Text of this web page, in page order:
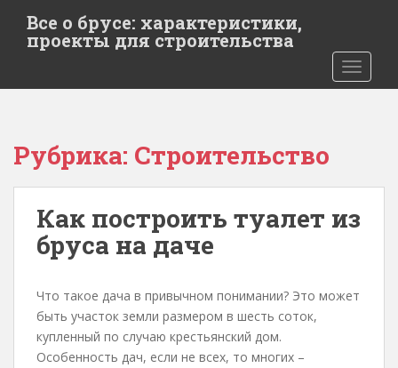
t
Все о брусе: характеристики,
проекты для строительства
Рубрика: Строительство
Как построить туалет из
бруса на даче
Что такое дача в привычном понимании? Это может
быть участок земли размером в шесть соток,
купленный по случаю крестьянский дом.
Особенность дач, если не всех, то многих –